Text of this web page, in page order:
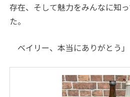
存在、そして魅力をみんなに知
た。
ベイリー、本当にありがとう」